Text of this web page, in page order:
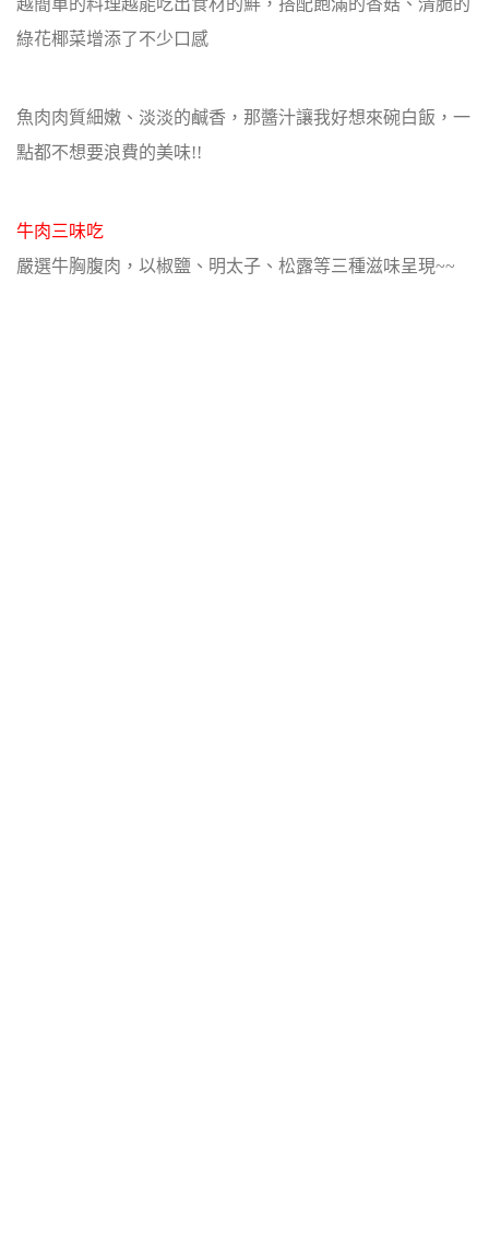
越簡單的料理越能吃出食材的鮮，搭配飽滿的香菇、清脆的
綠花椰菜增添了不少口感
魚肉肉質細嫩、淡淡的鹹香，那醬汁讓我好想來碗白飯，一
點都不想要浪費的美味!!
牛肉三味吃
嚴選牛胸腹肉，以椒鹽、明太子、松露等三種滋味呈現~~